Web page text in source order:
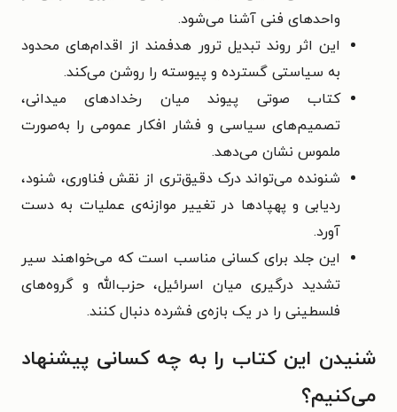
واحدهای فنی آشنا می‌شود.
این اثر روند تبدیل ترور هدفمند از اقدام‌های محدود
به سیاستی گسترده و پیوسته را روشن می‌کند.
کتاب صوتی پیوند میان رخدادهای میدانی،
تصمیم‌های سیاسی و فشار افکار عمومی را به‌صورت
ملموس نشان می‌دهد.
شنونده می‌تواند درک دقیق‌تری از نقش فناوری، شنود،
ردیابی و پهپادها در تغییر موازنه‌ی عملیات به دست
آورد.
این جلد برای کسانی مناسب است که می‌خواهند سیر
تشدید درگیری میان اسرائیل، حزب‌الله و گروه‌های
فلسطینی را در یک بازه‌ی فشرده دنبال کنند.
شنیدن این کتاب را به چه کسانی پیشنهاد
می‌کنیم؟